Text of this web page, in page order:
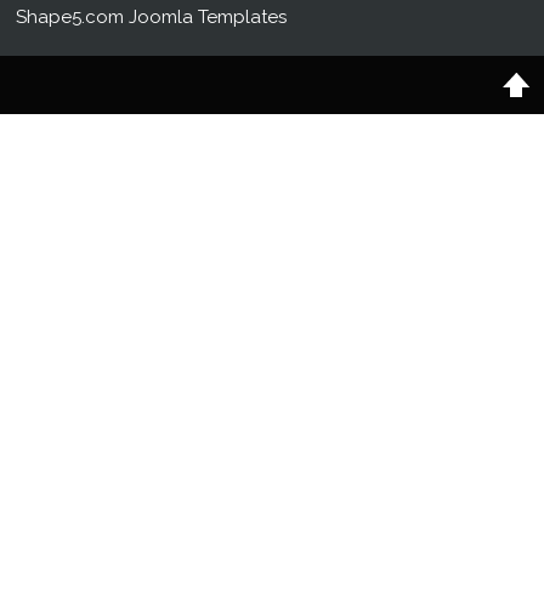
Shape5.comJoomla Templates